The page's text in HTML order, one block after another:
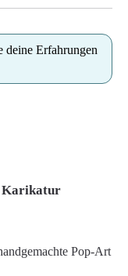
deine Erfahrungen
Karikatur